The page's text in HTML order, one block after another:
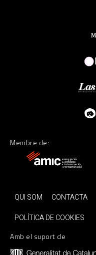
Membre de:
QUI SOM CONTACTA
POLÍTICA DE COOKIES
Amb el suport de